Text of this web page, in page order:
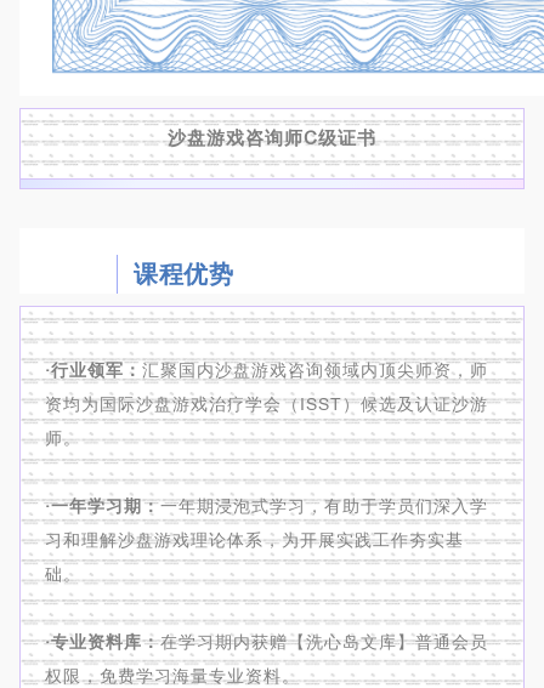
沙盘游戏咨询师C级证书
课程优势
·行业领军： 汇聚国内沙盘游戏咨询领域内顶尖师资，师
资均为国际沙盘游戏治疗学会（ISST）候选及认证沙游
师。
·一年学习期：一年期浸泡式学习，有助于学员们深入学
习和理解沙盘游戏理论体系，为开展实践工作夯实基
础。
·专业资料库：在学习期内获赠【洗心岛文库】普通会员
权限，免费学习海量专业资料。